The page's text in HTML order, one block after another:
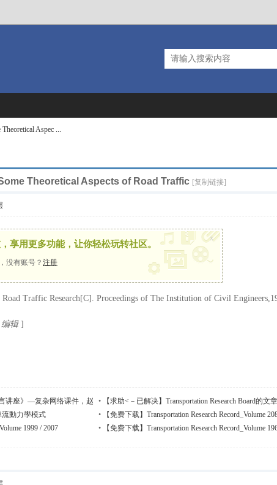
Aspec ...
Theoretical Aspects of Road Traffic [复制链接]
享用更多功能，让你轻松玩转社区。
没有账号？ 注册
x
Road Traffic Research[C]. Proceedings of The Institution of Civil
编辑 ]
讲座》—复杂网络课件，赵
•
【求助<－已解决】Transportation Research Board的文
流動力學模式 •
【免费下载】Transportation Research Record_Volume
1999 / 2007 • 【免费下载】Transportation Research Record_Volume